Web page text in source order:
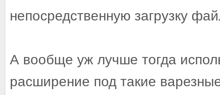
непосредственную загрузку
А вообще уж лучше тогда
расширение под такие